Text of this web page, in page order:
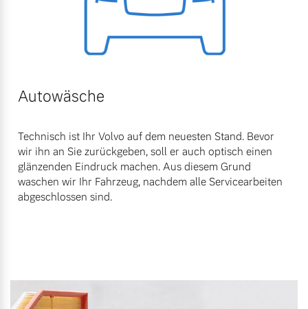
Autowäsche
Technisch ist Ihr Volvo auf dem neuesten Stand. Bevor
wir ihn an Sie zurückgeben, soll er auch optisch einen
glänzenden Eindruck machen. Aus diesem Grund
waschen wir Ihr Fahrzeug, nachdem alle Servicearbeiten
abgeschlossen sind.